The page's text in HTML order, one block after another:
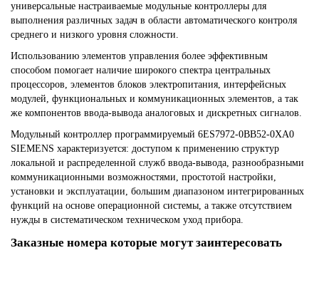
универсальные настраиваемые модульные контроллеры для
выполнения различных задач в области автоматического контроля
среднего и низкого уровня сложности.
Использованию элементов управления более эффективным
способом помогает наличие широкого спектра центральных
процессоров, элементов блоков электропитания, интерфейсных
модулей, функциональных и коммуникационных элементов, а так
же компонентов ввода-вывода аналоговых и дискретных сигналов.
Модульный контроллер программируемый 6ES7972-0BB52-0XA0
SIEMENS характеризуется: доступом к применению структур
локальной и распределенной служб ввода-вывода, разнообразными
коммуникационными возможностями, простотой настройки,
установки и эксплуатации, большим диапазоном интегрированных
функций на основе операционной системы, а также отсутствием
нужды в систематическом техническом уход прибора.
Заказные номера которые могут заинтересовать